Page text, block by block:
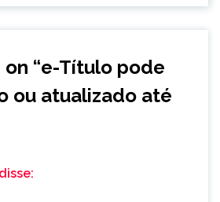
“e-Título pode
ou atualizado até
disse: